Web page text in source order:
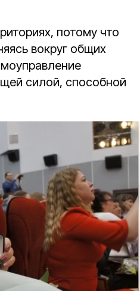
потому что
вокруг общих
силой, способной